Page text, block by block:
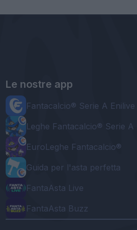
Le nostre app
Fantacalcio® Serie A Enilive
Leghe Fantacalcio® Serie A
EuroLeghe Fantacalcio®
Guida per l'asta perfetta
FantaAsta Live
FantaAsta Buzz